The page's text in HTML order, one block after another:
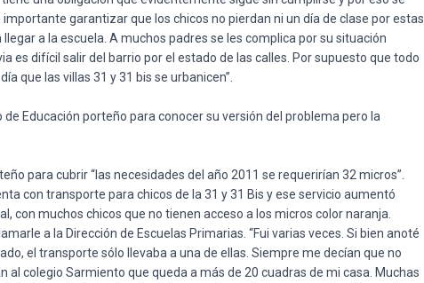
importante garantizarque los chicos no pierdan ni un día de clase porestas
llegara la escuela . A muchos padres se les complica porsu situación
es difícil salirdel barrio porel estado de las calles Porsupuesto que todo
día que las villas 31 y 31 bis se urbanicen”
de Educación porteño para conocersu versión del problema pero la
para cubrir“las necesidades del año 2011 se requerirían 32 micros”.
con transporte para chicos de la 31 y 31 Bis y ese servicio aumentó
, con muchos chicos que no tienen acceso a los micros color naranja.
a la Dirección de Escuelas Primarias. “Fui varias veces. Si bien anoté
el transporte sólo llevaba a una de ellas. Siempre me decían que no
al colegio Sarmiento que queda a más de 20 cuadras de mi casa. Muchas